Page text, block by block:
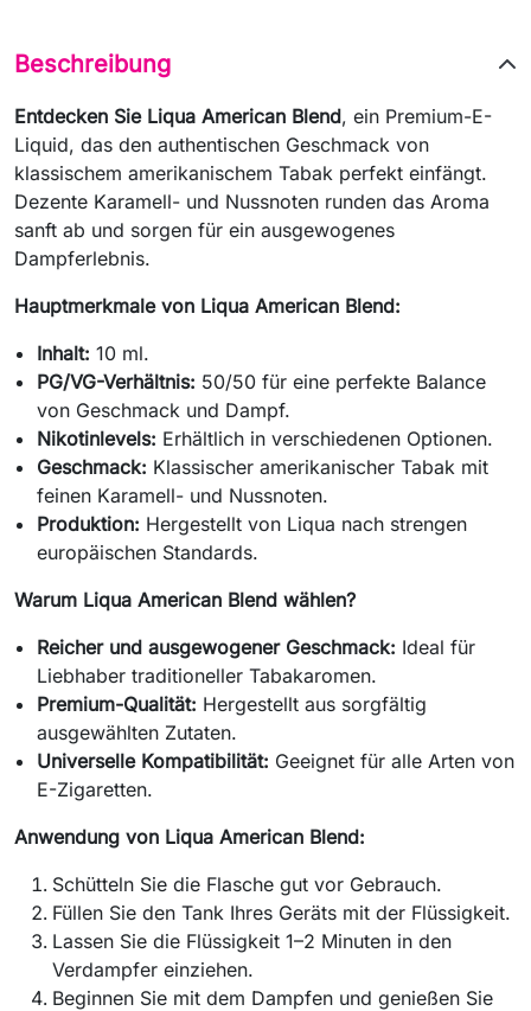
Beschreibung
Entdecken Sie Liqua American Blend, ein Premium-E-
Liquid, das den authentischen Geschmack von
klassischem amerikanischem Tabak perfekt einfängt.
Dezente Karamell- und Nussnoten runden das Aroma
sanft ab und sorgen für ein ausgewogenes
Dampferlebnis.
Hauptmerkmale von Liqua American Blend:
Inhalt: 10 ml.
PG/VG-Verhältnis: 50/50 für eine perfekte Balance
von Geschmack und Dampf.
Nikotinlevels: Erhältlich in verschiedenen Optionen.
Geschmack: Klassischer amerikanischer Tabak mit
feinen Karamell- und Nussnoten.
Produktion: Hergestellt von Liqua nach strengen
europäischen Standards.
Warum Liqua American Blend wählen?
Reicher und ausgewogener Geschmack: Ideal für
Liebhaber traditioneller Tabakaromen.
Premium-Qualität: Hergestellt aus sorgfältig
ausgewählten Zutaten.
Universelle Kompatibilität: Geeignet für alle Arten von
E-Zigaretten.
Anwendung von Liqua American Blend:
Schütteln Sie die Flasche gut vor Gebrauch.
Füllen Sie den Tank Ihres Geräts mit der Flüssigkeit.
Lassen Sie die Flüssigkeit 1–2 Minuten in den
Verdampfer einziehen.
Beginnen Sie mit dem Dampfen und genießen Sie